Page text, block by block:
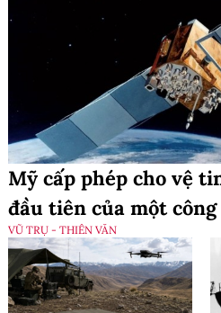
Mỹ cấp phép cho vệ
đầu tiên của một
VŨ TRỤ - THIÊN VĂN